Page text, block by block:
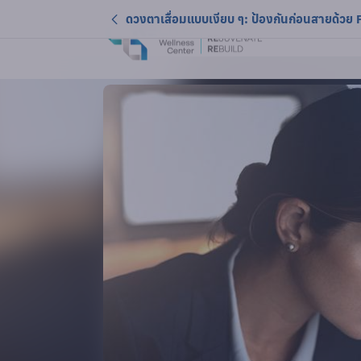
ดวงตาเสื่อมแบบเงียบ ๆ: ป้องกันก่อนสายด้วย